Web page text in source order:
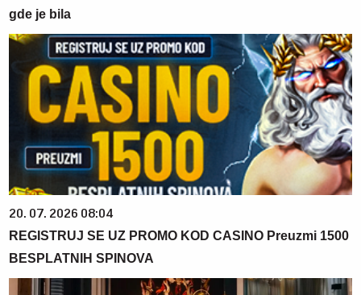
gde je bila
20. 07. 2026 08:04
REGISTRUJ SE UZ PROMO KOD CASINO Preuzmi 1500
BESPLATNIH SPINOVA